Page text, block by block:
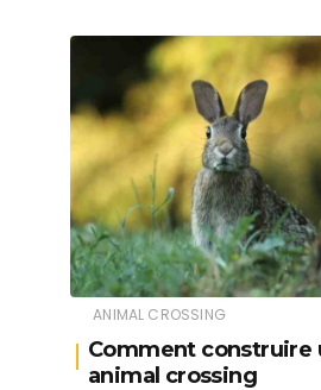
ANIMAL CROSSING
Comment construire
animal crossing